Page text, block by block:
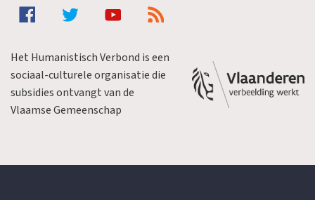
Het Humanistisch Verbond is een
sociaal-culturele organisatie die
subsidies ontvangt van de
Vlaamse Gemeenschap